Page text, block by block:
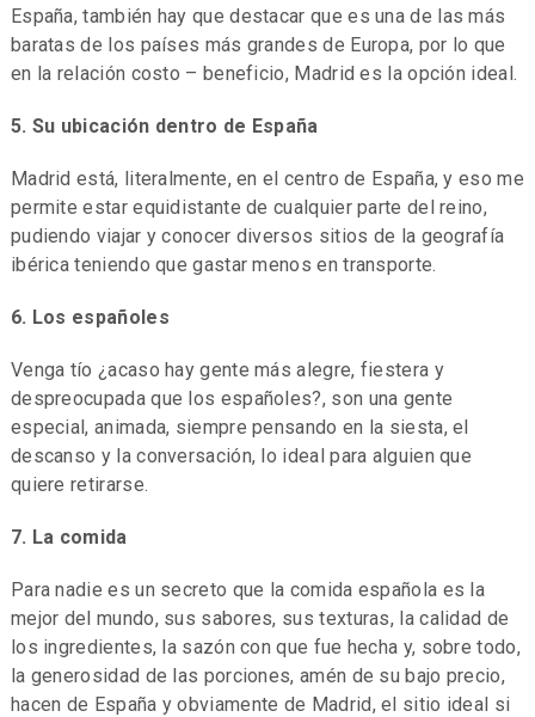
España, también hay que destacar que es una de las más
baratas de los países más grandes de Europa, por lo que
en la relación costo – beneficio, Madrid es la opción ideal.
5. Su ubicación dentro de España
Madrid está, literalmente, en el centro de España, y eso me
permite estar equidistante de cualquier parte del reino,
pudiendo viajar y conocer diversos sitios de la geografía
ibérica teniendo que gastar menos en transporte.
6. Los españoles
Venga tío ¿acaso hay gente más alegre, fiestera y
despreocupada que los españoles?, son una gente
especial, animada, siempre pensando en la siesta, el
descanso y la conversación, lo ideal para alguien que
quiere retirarse.
7. La comida
Para nadie es un secreto que la comida española es la
mejor del mundo, sus sabores, sus texturas, la calidad de
los ingredientes, la sazón con que fue hecha y, sobre todo,
la generosidad de las porciones, amén de su bajo precio,
hacen de España y obviamente de Madrid, el sitio ideal si